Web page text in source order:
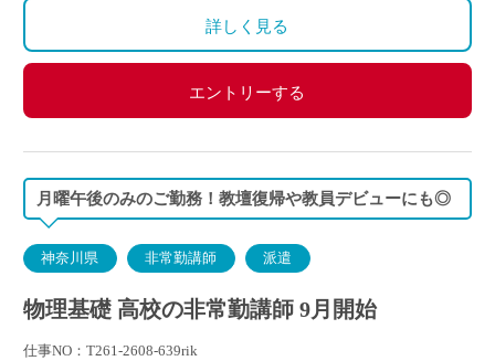
詳しく見る
エントリーする
月曜午後のみのご勤務！教壇復帰や教員デビューにも◎
神奈川県 非常勤講師 派遣
物理基礎 高校の非常勤講師 9月開始
仕事NO：T261-2608-639rik